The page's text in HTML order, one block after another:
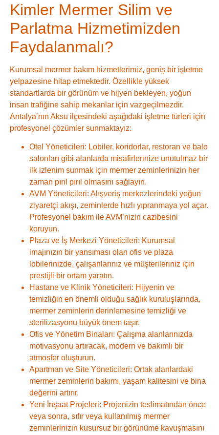
Kimler Mermer Silim ve
Parlatma Hizmetimizden
Faydalanmalı?
Kurumsal mermer bakım hizmetlerimiz, geniş bir işletme
yelpazesine hitap etmektedir. Özellikle yüksek
standartlarda bir görünüm ve hijyen bekleyen, yoğun
insan trafiğine sahip mekanlar için vazgeçilmezdir.
Antalya’nın Aksu ilçesindeki aşağıdaki işletme türleri için
profesyonel çözümler sunmaktayız:
Otel Yöneticileri: Lobiler, koridorlar, restoran ve balo
salonları gibi alanlarda misafirlerinize unutulmaz bir
ilk izlenim sunmak için mermer zeminlerinizin her
zaman pırıl pırıl olmasını sağlayın.
AVM Yöneticileri: Alışveriş merkezlerindeki yoğun
ziyaretçi akışı, zeminlerde hızlı yıpranmaya yol açar.
Profesyonel bakım ile AVM’nizin cazibesini
koruyun.
Plaza ve İş Merkezi Yöneticileri: Kurumsal
imajınızın bir yansıması olan ofis ve plaza
lobilerinizde, çalışanlarınız ve müşterileriniz için
prestijli bir ortam yaratın.
Hastane ve Klinik Yöneticileri: Hijyenin ve
temizliğin en önemli olduğu sağlık kuruluşlarında,
mermer zeminlerin derinlemesine temizliği ve
sterilizasyonu büyük önem taşır.
Ofis ve Yönetim Binaları: Çalışma alanlarınızda
motivasyonu artıracak, modern ve bakımlı bir
atmosfer oluşturun.
Apartman ve Site Yöneticileri: Ortak alanlardaki
mermer zeminlerin bakımı, yaşam kalitesini ve bina
değerini artırır.
Yeni İnşaat Projeleri: Projenizin teslimatından önce
veya sonra, sıfır veya kullanılmış mermer
zeminlerinizin kusursuz bir görünüme kavuşmasını